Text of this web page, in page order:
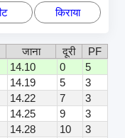
किराया
जाना दूरी
PF
14.10 0
5
14.19 5
3
14.22 7
3
14.25 9
3
14.28 10
3